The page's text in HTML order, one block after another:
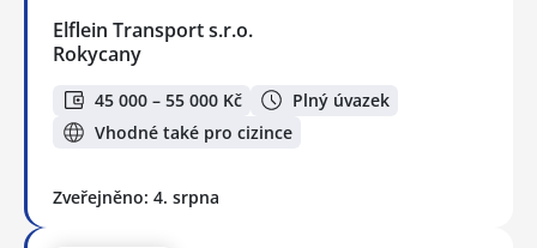
Elflein Transport s.r.o.
Rokycany
45 000 – 55 000 Kč
Plný úvazek
Vhodné také pro cizince
Zveřejněno: 4. srpna